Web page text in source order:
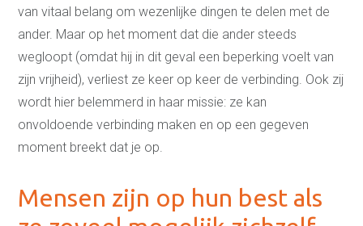
Nieuws en blogs
Wat klanten zeggen
Veelgestelde vragen
Maak kennis met Judith
Maak kennis met Arjen
Alles is communicatie
Relatievaardigheden
Manifest
van vitaal belang om wezenlijke dingen te delen met de
ander. Maar op het moment dat die ander steeds
wegloopt (omdat hij in dit geval een beperking voelt van
zijn vrijheid), verliest ze keer op keer de verbinding. Ook zij
wordt hier belemmerd in haar missie: ze kan
onvoldoende verbinding maken en op een gegeven
moment breekt dat je op.
Mensen zijn op hun best als